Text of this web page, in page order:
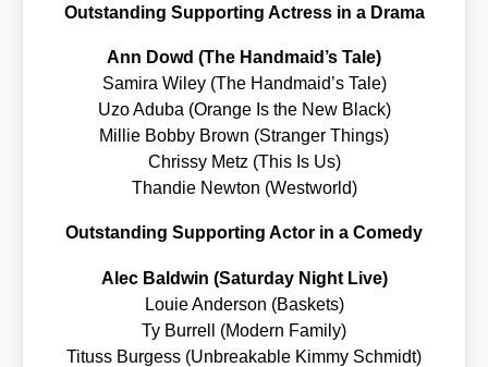
Out­stan­ding Sup­port­ing Actress in a Dra­ma
Ann Dowd (The Handmaid’s Tale)
Sami­ra Wiley (The Handmaid’s Tale)
Uzo Adu­ba (Oran­ge Is the New Black)
Mil­lie Bob­by Brown (Stran­ger Things)
Chris­sy Metz (This Is Us)
Than­die New­ton (West­world)
Out­stan­ding Sup­port­ing Actor in a Come­dy
Alec Bald­win (Satur­day Night Live)
Lou­ie Ander­son (Bas­kets)
Ty Bur­rell (Modern Fami­ly)
Tituss Bur­gess (Unbre­aka­ble Kim­my Schmidt)